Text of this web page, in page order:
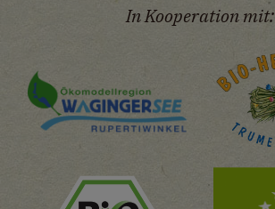
In Kooperation mit: